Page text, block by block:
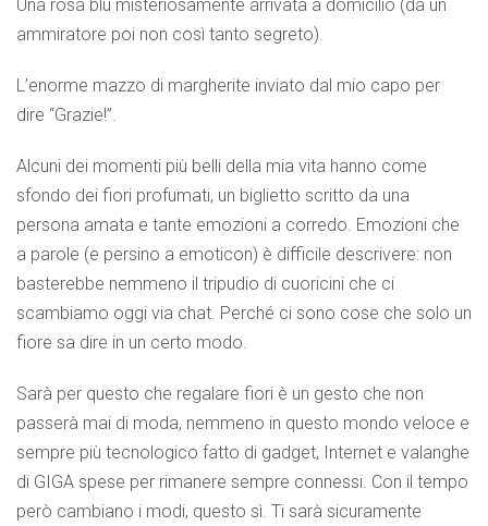
Una rosa blu misteriosamente arrivata a domicilio (da un
ammiratore poi non così tanto segreto).
L’enorme mazzo di margherite inviato dal mio capo per
dire “Grazie!”.
Alcuni dei momenti più belli della mia vita hanno come
sfondo dei fiori profumati, un biglietto scritto da una
persona amata e tante emozioni a corredo. Emozioni che
a parole (e persino a emoticon) è difficile descrivere: non
basterebbe nemmeno il tripudio di cuoricini che ci
scambiamo oggi via chat. Perché ci sono cose che solo un
fiore sa dire in un certo modo.
Sarà per questo che regalare fiori è un gesto che non
passerà mai di moda, nemmeno in questo mondo veloce e
sempre più tecnologico fatto di gadget, Internet e valanghe
di GIGA spese per rimanere sempre connessi. Con il tempo
però cambiano i modi, questo sì. Ti sarà sicuramente